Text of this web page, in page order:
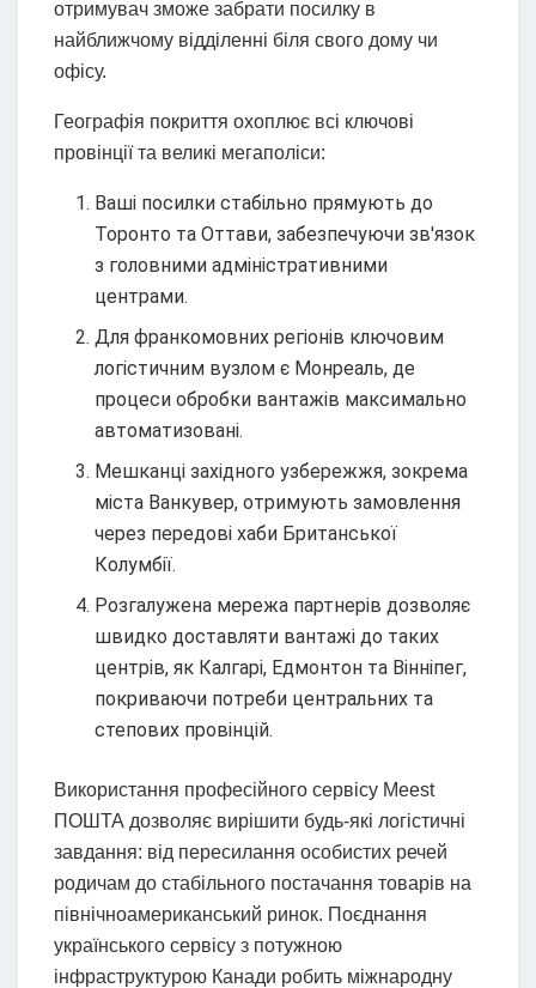
отримувач зможе забрати посилку в
найближчому відділенні біля свого дому чи
офісу.
Географія покриття охоплює всі ключові
провінції та великі мегаполіси:
Ваші посилки стабільно прямують до
Торонто та Оттави, забезпечуючи зв'язок
з головними адміністративними
центрами.
Для франкомовних регіонів ключовим
логістичним вузлом є Монреаль, де
процеси обробки вантажів максимально
автоматизовані.
Мешканці західного узбережжя, зокрема
міста Ванкувер, отримують замовлення
через передові хаби Британської
Колумбії.
Розгалужена мережа партнерів дозволяє
швидко доставляти вантажі до таких
центрів, як Калгарі, Едмонтон та Вінніпег,
покриваючи потреби центральних та
степових провінцій.
Використання професійного сервісу Meest
ПОШТА дозволяє вирішити будь-які логістичні
завдання: від пересилання особистих речей
родичам до стабільного постачання товарів на
північноамериканський ринок. Поєднання
українського сервісу з потужною
інфраструктурою Канади робить міжнародну